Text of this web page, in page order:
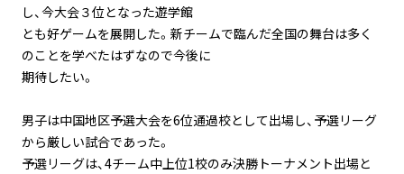
し、今大会３位となった遊学館
とも好ゲームを展開した。新チームで臨んだ全国の舞台は多く
のことを学べたはずなので今後に
期待したい。
男子は中国地区予選大会を6位通過校として出場し、予選リーグ
から厳しい試合であった。
予選リーグは、4チーム中上位1校のみ決勝トーナメント出場と